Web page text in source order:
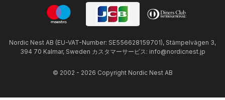
Nordic Nest AB (EU-VAT-Number: SE556628159701), Stämpelvägen 3,
394 70 Kalmar, Sweden カスタマーサービス: info@nordicnest.jp
© 2002 - 2026 Copyright Nordic Nest AB